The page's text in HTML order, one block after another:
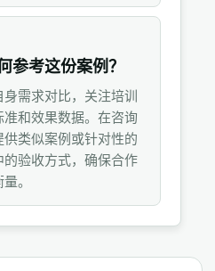
参考这份案例？
需求对比，关注培训
和效果数据。在咨询
类似案例或针对性的
验收方式，确保合作
。